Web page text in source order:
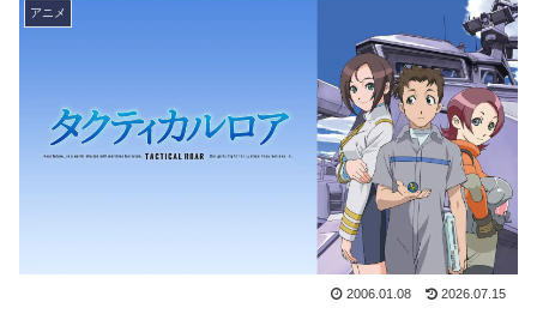
アニメ
2006.01.08 2026.07.15